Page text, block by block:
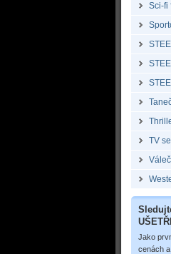
Sci-fi
TV
Jako
cenách